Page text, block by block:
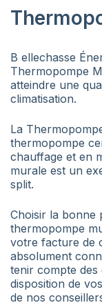
B ellechasse
Thermopompe
atteindre une
climatisation.
La
thermopompe
chauffage et en
murale est un
split.
Choisir la bonne
thermopompe
votre facture de
absolument
tenir compte des
disposition de
de nos